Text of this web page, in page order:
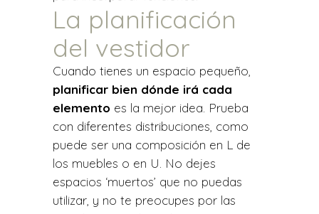
La planificación
del vestidor
Cuando tienes un espacio pequeño,
planificar bien dónde irá cada
elemento es la mejor idea. Prueba
con diferentes distribuciones, como
puede ser una composición en L de
los muebles o en U. No dejes
espacios ‘muertos’ que no puedas
utilizar, y no te preocupes por las